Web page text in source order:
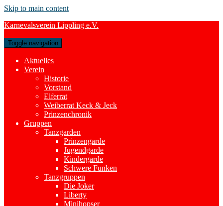
Skip to main content
Karnevalsverein Lippling e.V.
Toggle navigation
Aktuelles
Verein
Historie
Vorstand
Elferrat
Weiberrat Keck & Jeck
Prinzenchronik
Gruppen
Tanzgarden
Prinzengarde
Jugendgarde
Kindergarde
Schwere Funken
Tanzgruppen
Die Joker
Liberty
Minihopser